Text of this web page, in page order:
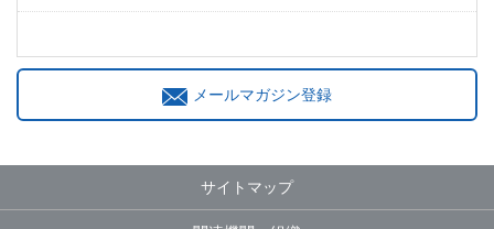
メールマガジン登録
サイトマップ